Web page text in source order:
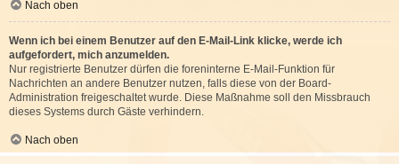
Nach oben
Wenn ich bei einem Benutzer auf den E-Mail-Link klicke, werde ich
aufgefordert, mich anzumelden.
Nur registrierte Benutzer dürfen die foreninterne E-Mail-Funktion für
Nachrichten an andere Benutzer nutzen, falls diese von der Board-
Administration freigeschaltet wurde. Diese Maßnahme soll den Missbrauch
dieses Systems durch Gäste verhindern.
Nach oben